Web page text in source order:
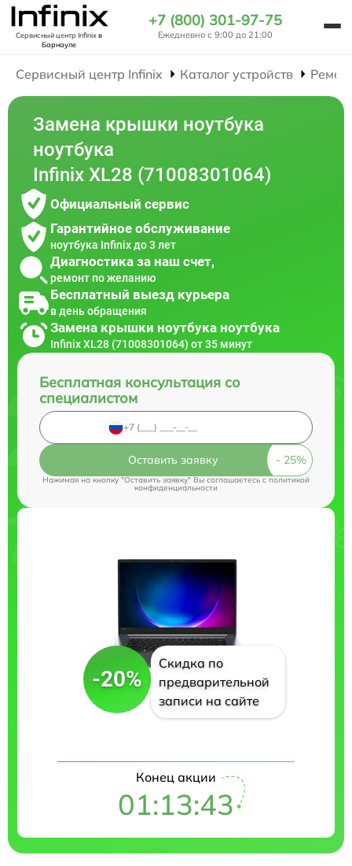
Сервисный центр Infinixв
Барнауле
+7 (800) 301-97-75
Ежедневно с 9:00 до 21:00
Сервисный центр Infinix Каталог устройств
Замена крышки ноутбука
ноутбука
Infinix XL28 (71008301064)
Официальный сервис
Гарантийное обслуживание
ноутбука Infinix до 3 лет
Диагностика за наш счет,
ремонт по желанию
Бесплатный выезд курьера
в день обращения
Замена крышки ноутбука ноутбука
Infinix XL28 (71008301064) от 35 минут
Бесплатная консультация со
специалистом
Оставить заявку
Нажимая на кнопку "Оставить заявку" Вы соглашаетесь cполитикой
конфиденциальности
-20%
Скидка по
предварительной
записи на сайте
Конец акции
01:13:42